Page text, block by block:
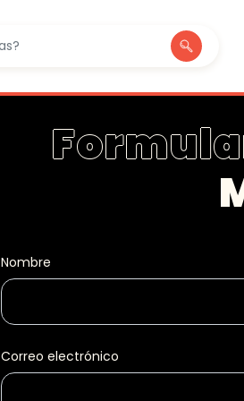
Nombre
Correo electrónico